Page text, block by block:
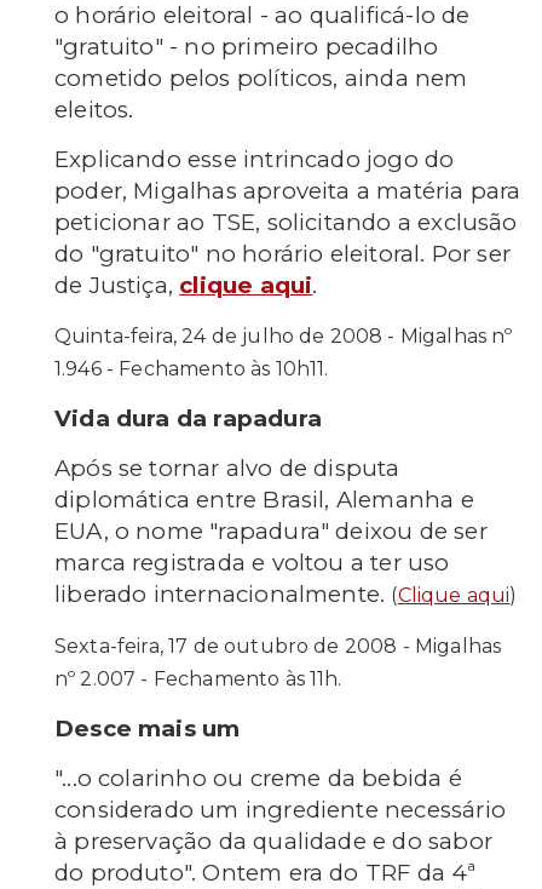
o horário eleitoral - ao qualificá-lo de
"gratuito" - no primeiro pecadilho
cometido pelos políticos, ainda nem
eleitos.
Explicando esse intrincado jogo do
poder, Migalhas aproveita a matéria para
peticionar ao TSE, solicitando a exclusão
do "gratuito" no horário eleitoral. Por ser
de Justiça, clique aqui.
Quinta-feira, 24 de julho de 2008 - Migalhas nº
1.946 - Fechamento às 10h11.
Vida dura da rapadura
Após se tornar alvo de disputa
diplomática entre Brasil, Alemanha e
EUA, o nome "rapadura" deixou de ser
marca registrada e voltou a ter uso
liberado internacionalmente. (Clique aqui)
Sexta-feira, 17 de outubro de 2008 - Migalhas
nº 2.007 - Fechamento às 11h.
Desce mais um
"...o colarinho ou creme da bebida é
considerado um ingrediente necessário
à preservação da qualidade e do sabor
do produto". Ontem era do TRF da 4ª